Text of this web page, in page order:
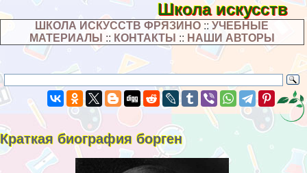
Школа искусств
ШКОЛА ИСКУССТВ ФРЯЗИНО ::УЧЕБНЫЕ
МАТЕРИАЛЫ :: КОНТАКТЫ :: НАШИ АВТОРЫ
Краткая биография борген